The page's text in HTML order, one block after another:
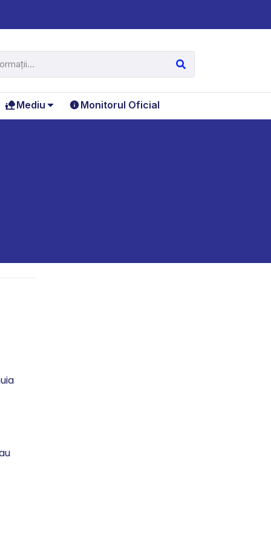
Mediu Monitorul Oficial